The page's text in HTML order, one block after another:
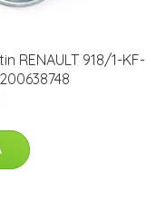
RENAULT 918/1-KF-